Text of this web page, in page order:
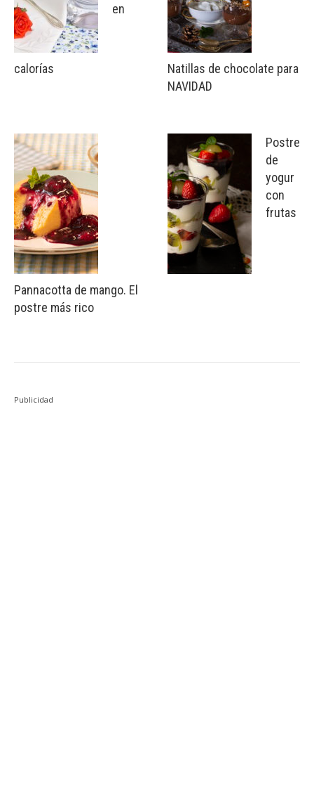
en
calorías
Pannacotta de mango. El
postre más rico
Natillas de chocolate para
NAVIDAD
Postre
de
yogur
con
frutas
Publicidad